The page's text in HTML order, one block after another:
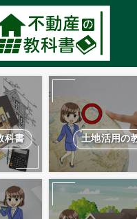
科書 土地活用の